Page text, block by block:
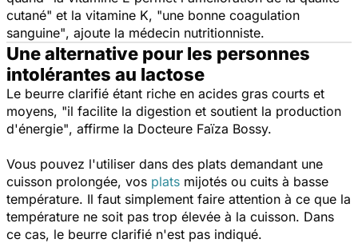
cutané" et la vitamine K, "une bonne coagulation
sanguine", ajoute la médecin nutritionniste.
Une alternative pour les personnes
intolérantes au lactose
Le beurre clarifié étant riche en acides gras courts et
moyens, "il facilite la digestion et soutient la production
d'énergie", affirme la Docteure Faïza Bossy.
Vous pouvez l'utiliser dans des plats demandant une
cuisson prolongée, vos plats mijotés ou cuits à basse
température. Il faut simplement faire attention à ce que la
température ne soit pas trop élevée à la cuisson. Dans
ce cas, le beurre clarifié n'est pas indiqué.